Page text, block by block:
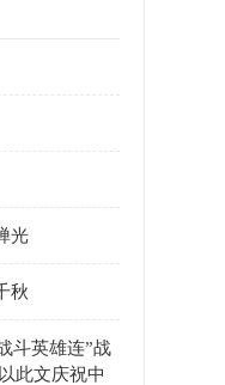
光
秋
斗英雄连”战
此文庆祝中